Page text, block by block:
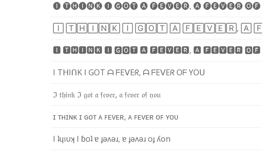
🅘🅣🅗🅘🅝🅚🅘🅖🅞🅣🅐🅕🅔🅥🅔🅡, 🅐🅕🅔🅥🅔🅡🅞🅕
🄸 🅃 🄷 🄸 🄽 🄺 🄸 🄶 🄾 🅃 🄰 🄵 🄴 🅅 🄴 🅁 , 🄰 🄵
🅸🆃🅷🅸🅽🅺🅸🅶🅾🆃🅰🅵🅴🆅🅴🆁, 🅰🅵🅴🆅🅴🆁🅾🅵
I TᕼIᑎK I GOT ᗩᖴEᐯEᖇ, ᗩᖴEᐯEᖇOᖴYOᑌ
ℑ𝔱𝔥𝔦𝔫𝔨 ℑ𝔤𝔬𝔱 𝔞𝔣𝔢𝔳𝔢𝔯, 𝔞𝔣𝔢𝔳𝔢𝔯 𝔬𝔣𝔶𝔬𝔲
ɪᴛʜɪɴᴋɪɢᴏᴛᴀ ꜰᴇᴠᴇʀ, ᴀ ꜰᴇᴠᴇʀ ᴏꜰ ʏᴏᴜ
I ʇɥıυʞ I ɓoʇɐɟǝʌǝɹ, ɐɟǝʌǝɹoɟʎon